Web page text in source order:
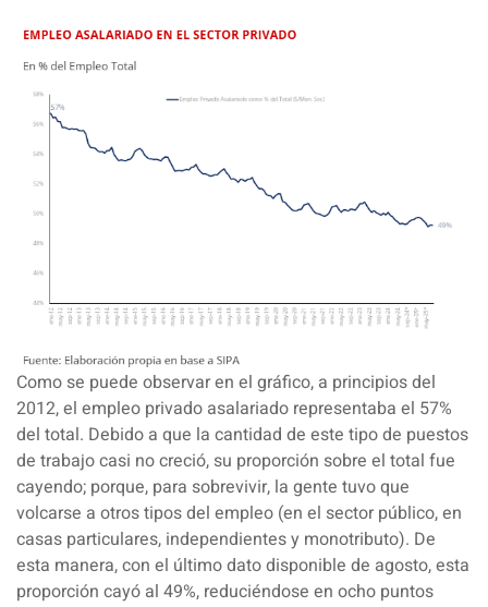
Como se puede observar en el gráfico, a principios del
2012, el empleo privado asalariado representaba el 57%
del total. Debido a que la cantidad de este tipo de puestos
de trabajo casi no creció, su proporción sobre el total fue
cayendo; porque, para sobrevivir, la gente tuvo que
volcarse a otros tipos del empleo (en el sector público, en
casas particulares, independientes y monotributo). De
esta manera, con el último dato disponible de agosto, esta
proporción cayó al 49%, reduciéndose en ocho puntos